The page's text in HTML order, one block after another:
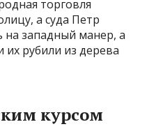
торговля
а суда Петр
на западный манер, а
их рубили из дерева
курсом